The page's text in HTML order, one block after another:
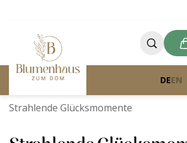
DEEN
Strahlende Glücksmomente